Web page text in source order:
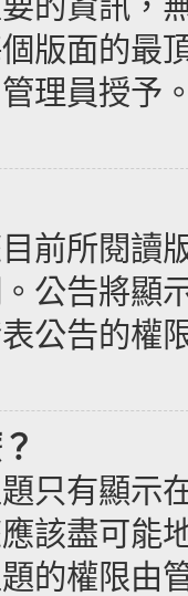
版面的最
理員授予
前所閱讀
公告將顯
公告的權
只有顯示
該盡可能
的權限由